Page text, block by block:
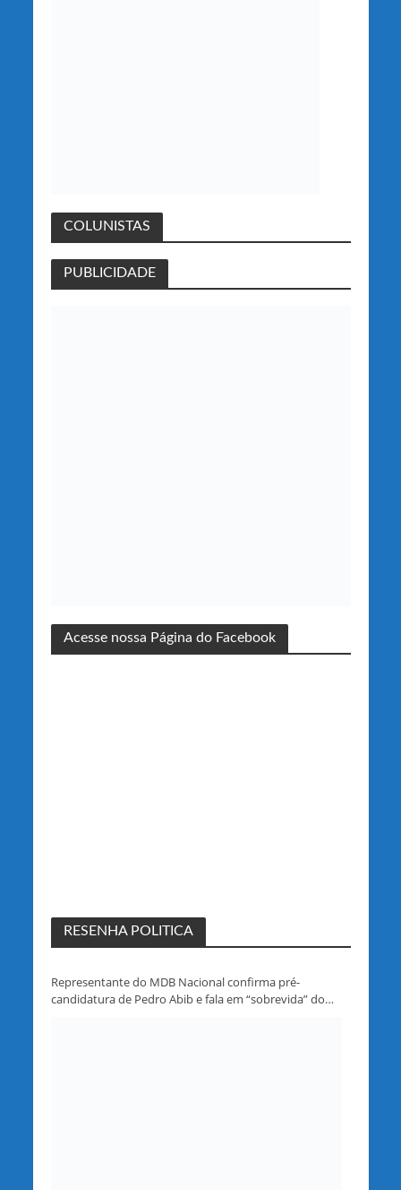
COLUNISTAS
PUBLICIDADE
Acesse nossa Página do Facebook
RESENHA POLITICA
Representante do MDB Nacional confirma pré-
candidatura de Pedro Abib e fala em “sobrevida” do